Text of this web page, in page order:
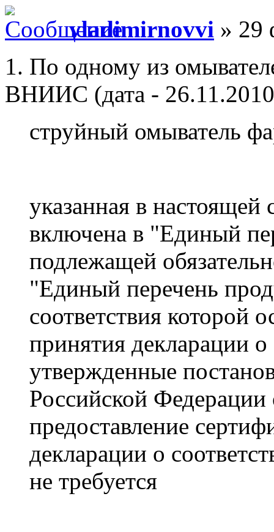
vladimirnovvi » 29
1. По одному из
ВНИИС (дата -
струйный омыватель
указанная в настоящей
включена в "Единый
подлежащей
"Единый перечень
соответствия которой
принятия декларации о
утвержденные
Российской
предоставление
декларации о
не требуется